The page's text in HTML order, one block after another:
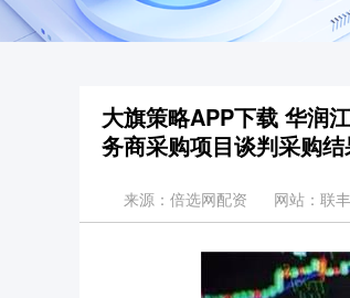
大旗策略APP下载 华润
务商采购项目谈判采购
来源：倍选网配资 网站：联